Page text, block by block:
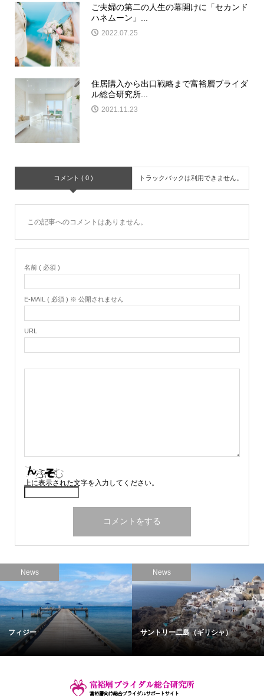
ご夫婦の第二の人生の幕開けに「セカンド
ハネムーン」...
2022.07.25
住居購入から出口戦略まで富裕層ブライダ
ル総合研究所...
2021.11.23
コメント ( 0 ) トラックバックは利用できません。
この記事へのコメントはありません。
名前 ( 必須 )
E-MAIL ( 必須 ) ※ 公開されません
URL
上に表示された文字を入力してください。
News
フィジー
News
サントリー二島（ギリシャ）